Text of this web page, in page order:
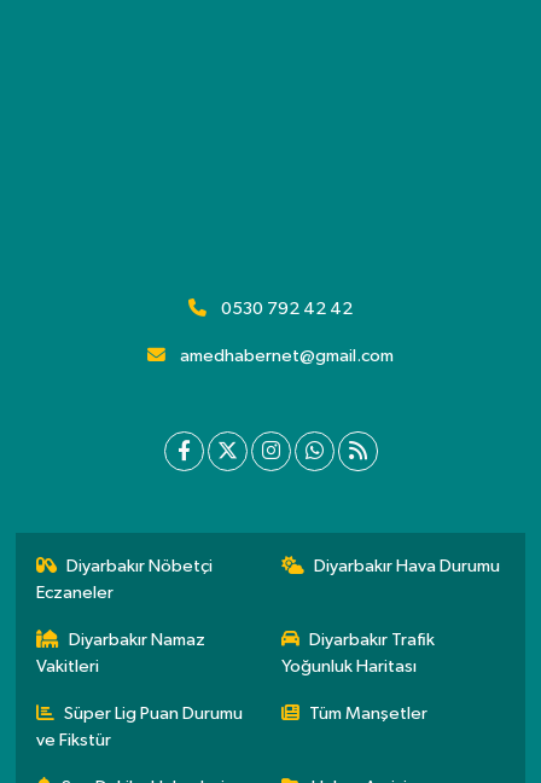
0530 792 42 42
amedhabernet@gmail.com
Diyarbakır Nöbetçi
Eczaneler
Diyarbakır Hava Durumu
Diyarbakır Namaz
Vakitleri
Diyarbakır Trafik
Yoğunluk Haritası
Süper Lig Puan Durumu
ve Fikstür
Tüm Manşetler